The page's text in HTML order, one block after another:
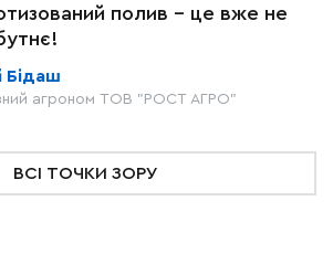
полив – це вже не
Бідаш
агроном ТОВ "РОСТ АГРО"
ВСІ ТОЧКИ ЗОРУ